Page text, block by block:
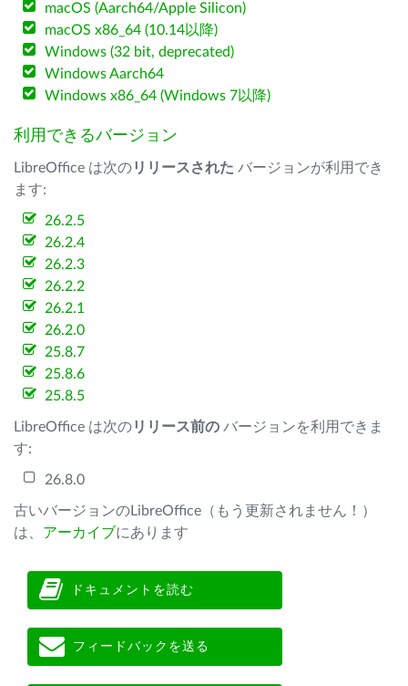
macOS (Aarch64/Apple Silicon)
macOS x86_64 (10.14以降)
Windows (32 bit, deprecated)
Windows Aarch64
Windows x86_64 (Windows 7以降)
利用できるバージョン
LibreOffice は次のリリースされた バージョンが利用でき
ます:
26.2.5
26.2.4
26.2.3
26.2.2
26.2.1
26.2.0
25.8.7
25.8.6
25.8.5
LibreOffice は次のリリース前の バージョンを利用できま
す:
26.8.0
古いバージョンのLibreOffice（もう更新されません！）
は、 アーカイブにあります
ドキュメントを読む
フィードバックを送る